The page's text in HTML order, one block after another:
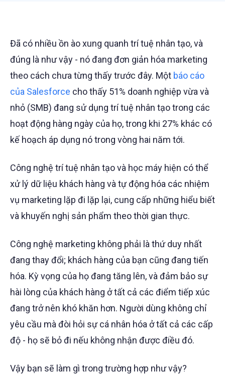
Đã có nhiều ồn ào xung quanh trí tuệ nhân tạo, và
đúng là như vậy - nó đang đơn giản hóa marketing
theo cách chưa từng thấy trước đây. Một báo cáo
của Salesforce cho thấy 51% doanh nghiệp vừa và
nhỏ (SMB) đang sử dụng trí tuệ nhân tạo trong các
hoạt động hàng ngày của họ, trong khi 27% khác có
kế hoạch áp dụng nó trong vòng hai năm tới.
Công nghệ trí tuệ nhân tạo và học máy hiện có thể
xử lý dữ liệu khách hàng và tự động hóa các nhiệm
vụ marketing lặp đi lặp lại, cung cấp những hiểu biết
và khuyến nghị sản phẩm theo thời gian thực.
Công nghệ marketing không phải là thứ duy nhất
đang thay đổi; khách hàng của bạn cũng đang tiến
hóa. Kỳ vọng của họ đang tăng lên, và đảm bảo sự
hài lòng của khách hàng ở tất cả các điểm tiếp xúc
đang trở nên khó khăn hơn. Người dùng không chỉ
yêu cầu mà đòi hỏi sự cá nhân hóa ở tất cả các cấp
độ - họ sẽ bỏ đi nếu không nhận được điều đó.
Vậy bạn sẽ làm gì trong trường hợp như vậy?